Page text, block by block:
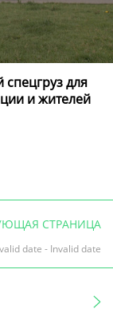
для
и жителей
СТРАНИЦА
date - Invalid date